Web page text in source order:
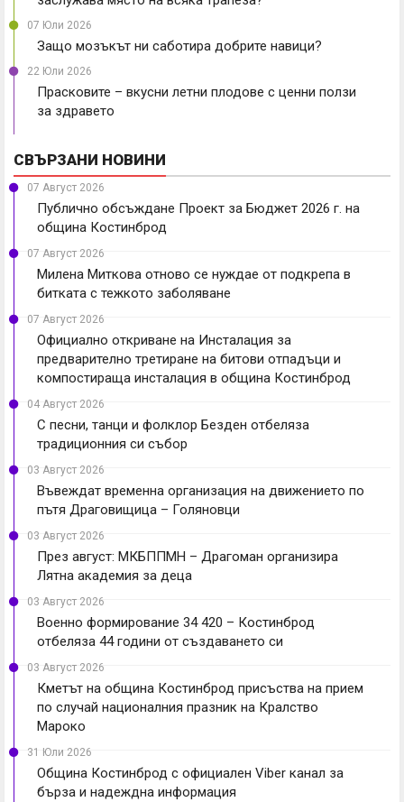
07 Юли 2026
Защо мозъкът ни саботира добрите навици?
22 Юли 2026
Прасковите – вкусни летни плодове с ценни ползи
за здравето
СВЪРЗАНИ НОВИНИ
07 Август 2026
Публично обсъждане Проект за Бюджет 2026 г. на
община Костинброд
07 Август 2026
Милена Миткова отново се нуждае от подкрепа в
битката с тежкото заболяване
07 Август 2026
Официално откриване на Инсталация за
предварително третиране на битови отпадъци и
компостираща инсталация в община Костинброд
04 Август 2026
С песни, танци и фолклор Безден отбеляза
традиционния си събор
03 Август 2026
Въвеждат временна организация на движението по
пътя Драговищица – Голяновци
03 Август 2026
През август: МКБППМН – Драгоман организира
Лятна академия за деца
03 Август 2026
Военно формирование 34 420 – Костинброд
отбеляза 44 години от създаването си
03 Август 2026
Кметът на община Костинброд присъства на прием
по случай националния празник на Кралство
Мароко
31 Юли 2026
Община Костинброд с официален Viber канал за
бърза и надеждна информация